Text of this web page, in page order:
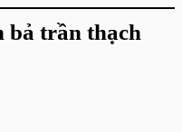
bả trần thạch